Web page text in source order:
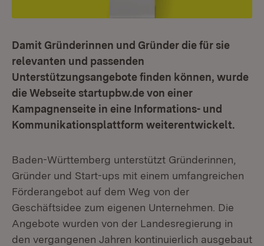
Damit Gründerinnen und Gründer die für sie
relevanten und passenden
Unterstützungsangebote finden können, wurde
die Webseite startupbw.de von einer
Kampagnenseite in eine Informations- und
Kommunikationsplattform weiterentwickelt.
Baden-Württemberg unterstützt Gründerinnen,
Gründer und Start-ups mit einem umfangreichen
Förderangebot auf dem Weg von der
Geschäftsidee zum eigenen Unternehmen. Die
Angebote wurden von der Landesregierung in
den vergangenen Jahren kontinuierlich ausgebaut